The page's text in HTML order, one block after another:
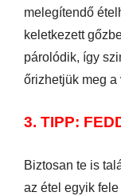
melegítendő
keletkezett
párolódik, így
őrizhetjük meg a
3. TIPP:
Biztosan te is
az étel egyik